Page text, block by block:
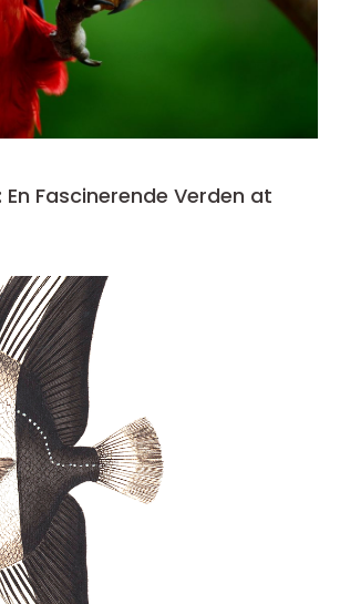
En Fascinerende Verden at